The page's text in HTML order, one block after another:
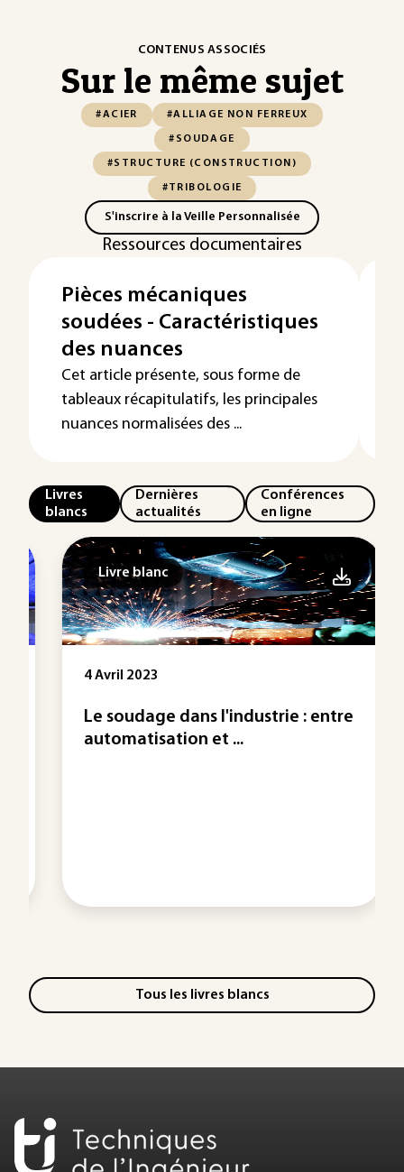
CONTENUS ASSOCIÉS
Sur le même sujet
#ACIER #ALLIAGE NON FERREUX
#SOUDAGE
#STRUCTURE (CONSTRUCTION)
#TRIBOLOGIE
S'inscrire à la Veille Personnalisée
Ressources documentaires
Pièces mécaniques
soudées - Caractéristiques
des nuances
Cet article présente, sous forme de
tableaux récapitulatifs, les principales
nuances normalisées des ...
Livres
blancs
Dernières
actualités
Conférences
en ligne
Livre blanc
4 Avril 2023
Le soudage dans l'industrie : entre
automatisation et ...
Tous les livres blancs